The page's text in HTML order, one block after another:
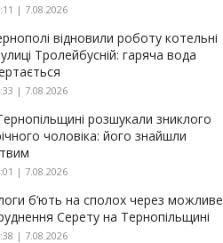
| 7.08.2026
відновили роботу котельні
Тролейбусній: гаряча вода
| 7.08.2026
розшукали зниклого
чоловіка: його знайшли
| 7.08.2026
б’ють на сполох через можливе
Серету на Тернопільщині
| 7.08.2026